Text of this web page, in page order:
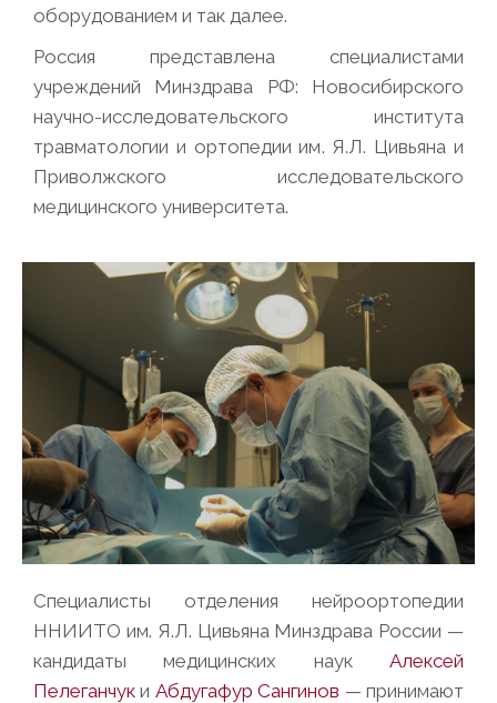
оборудованием и так далее.
Россия представлена специалистами
учреждений Минздрава РФ: Новосибирского
научно-исследовательского института
травматологии и ортопедии им. Я.Л. Цивьяна и
Приволжского исследовательского
медицинского университета.
Специалисты отделения нейроортопедии
ННИИТО им. Я.Л. Цивьяна Минздрава России —
кандидаты медицинских наук Алексей
Пелеганчук и Абдугафур Сангинов — принимают